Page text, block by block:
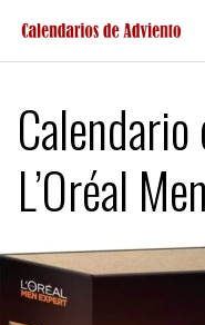
contenido
L’Oréal